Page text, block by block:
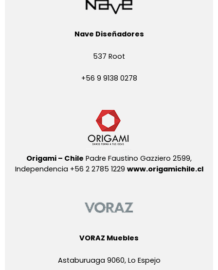
Nave Diseñadores
537 Root
+56 9 9138 0278
Origami – Chile Padre Faustino Gazziero 2599,
Independencia +56 2 2785 1229 www.origamichile.cl
VORAZ Muebles
Astaburuaga 9060, Lo Espejo